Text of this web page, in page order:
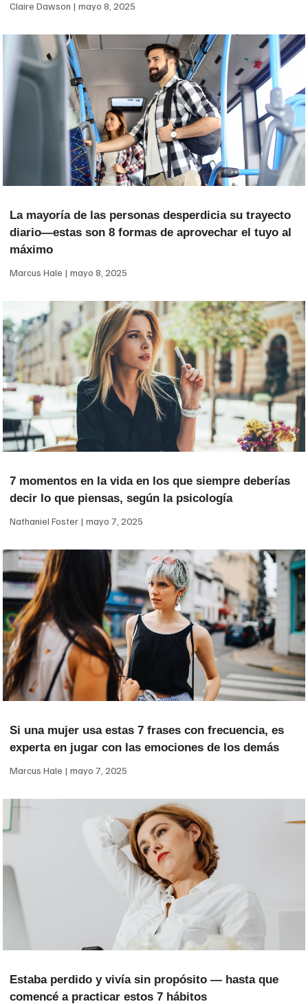
Claire Dawson mayo 8, 2025
La mayoría de las personas desperdicia su trayecto
diario—estas son 8 formas de aprovechar el tuyo al
máximo
Marcus Hale mayo 8, 2025
7 momentos en la vida en los que siempre deberías
decir lo que piensas, según la psicología
Nathaniel Foster mayo 7, 2025
Si una mujer usa estas 7 frases con frecuencia, es
experta en jugar con las emociones de los demás
Marcus Hale mayo 7, 2025
Estaba perdido y vivía sin propósito — hasta que
comencé a practicar estos 7 hábitos